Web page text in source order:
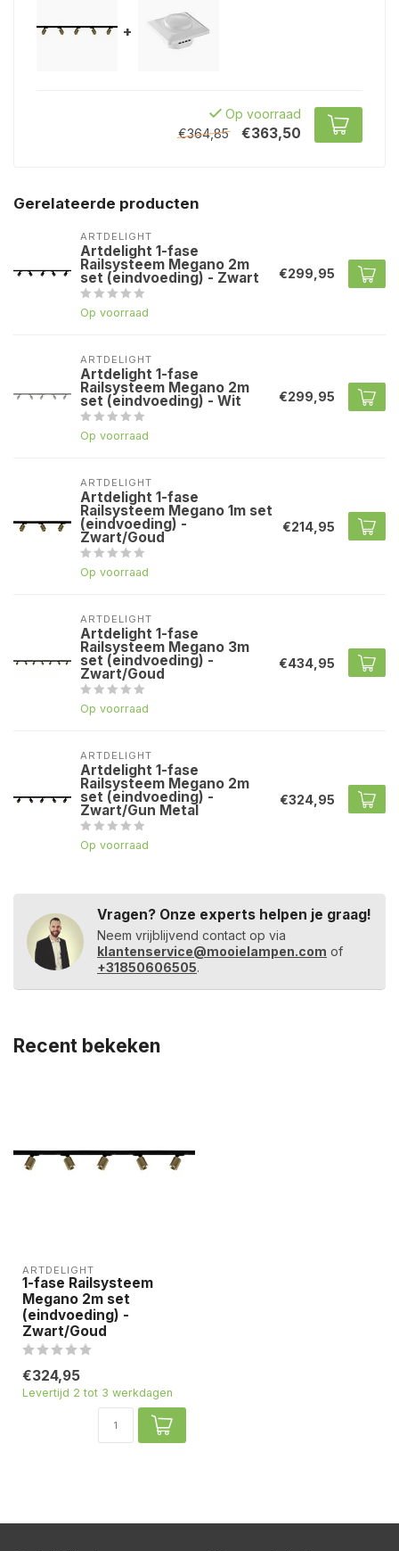
+
Op voorraad
€364,85
€363,50
Gerelateerde producten
ARTDELIGHT
Artdelight 1-fase
Railsysteem Megano 2m
set (eindvoeding) - Zwart
Op voorraad
€299,95
ARTDELIGHT
Artdelight 1-fase
Railsysteem Megano 2m
set (eindvoeding) - Wit
Op voorraad
€299,95
ARTDELIGHT
Artdelight 1-fase
Railsysteem Megano 1m set
(eindvoeding) -
Zwart/Goud
Op voorraad
€214,95
ARTDELIGHT
Artdelight 1-fase
Railsysteem Megano 3m
set (eindvoeding) -
Zwart/Goud
Op voorraad
€434,95
ARTDELIGHT
Artdelight 1-fase
Railsysteem Megano 2m
set (eindvoeding) -
Zwart/Gun Metal
Op voorraad
€324,95
Vragen? Onze experts helpen je graag!
Neem vrijblijvend contact op via
klantenservice@mooielampen.com of
+31850606505.
Recent bekeken
ARTDELIGHT
1-fase Railsysteem
Megano 2m set
(eindvoeding) -
Zwart/Goud
€324,95
Levertijd 2 tot 3 werkdagen